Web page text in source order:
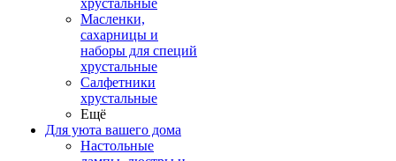
хрустальные
Масленки,
сахарницы и
наборы для специй
хрустальные
Салфетники
хрустальные
Ещё
Для уюта вашего дома
Настольные